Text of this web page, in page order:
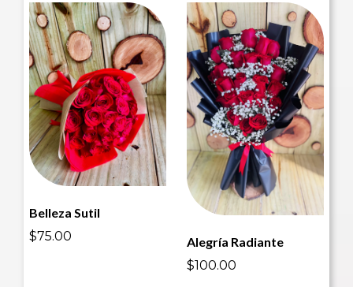
Belleza Sutil
$75.00
Alegría Radiante
$100.00